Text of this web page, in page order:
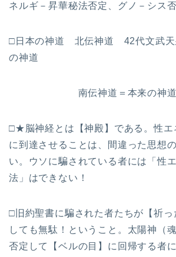
ネルギ－昇華秘法否定、グノ－シス否
□日本の神道 北伝神道 42代文武天
の神道
南伝神道＝本来の神道、
□★脳神経とは【神殿】である。性エ
に到達させることは、間違った思想
い。ウソに騙されている者には「性
法」はできない！
□旧約聖書に騙された者たちが【祈っ
しても無駄！ということ。太陽神（
否定して【ベルの目】に回帰する者